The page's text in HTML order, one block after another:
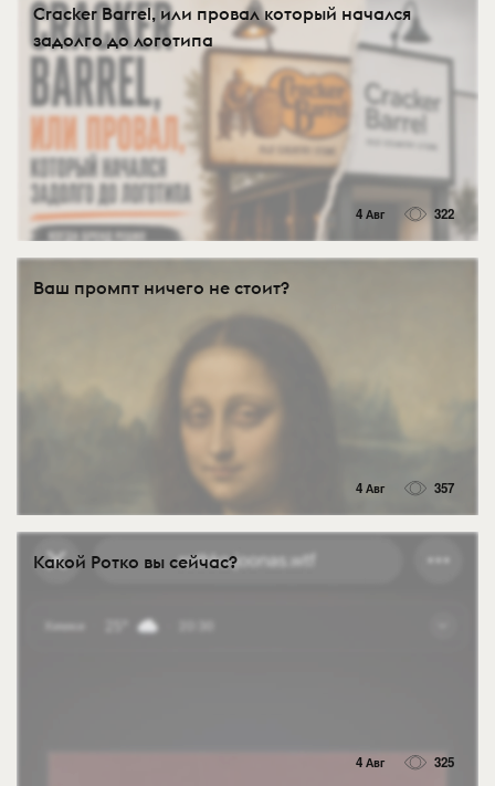
Cracker Barrel, или провал который начался
задолго до логотипа
4 Авг 322
Ваш промпт ничего не стоит?
4 Авг 357
Какой Ротко вы сейчас?
4 Авг 325